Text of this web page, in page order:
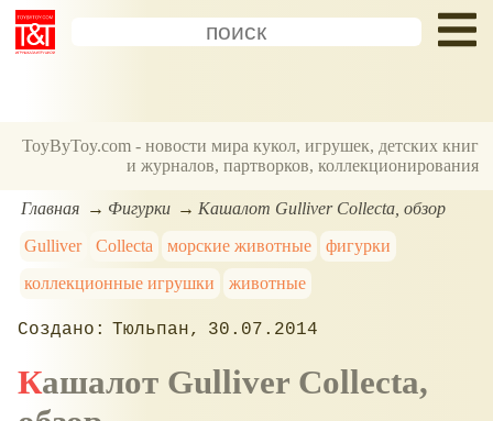
ToyByToy.com - новости мира кукол, игрушек, детских книг
и журналов, партворков, коллекционирования
Главная Фигурки
Кашалот Gulliver Collecta, обзор
Gulliver
Collecta морские животные
фигурки
коллекционные игрушки
животные
Тюльпан 30.07.2014
Кашалот Gulliver Collecta,